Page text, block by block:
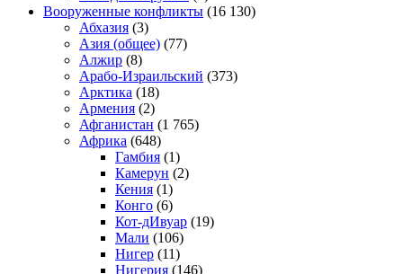
Вооруженные конфликты (16 130)
Абхазия (3)
Азия (общее) (77)
Алжир (8)
Арабо-Израильский (373)
Арктика (18)
Армения (2)
Афганистан (1 765)
Африка (648)
Гамбия (1)
Камерун (2)
Кения (1)
Конго (6)
Кот-дИвуар (19)
Мали (106)
Нигер (11)
Нигерия (146)